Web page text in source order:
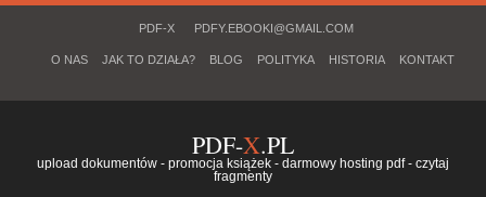
PDF-X PDFY.EBOOKI@GMAIL.COM
O NAS JAK TO DZIAŁA? BLOG POLITYKA HISTORIA KONTAKT
PDF-X.PL
upload dokumentów - promocja książek - darmowy hosting pdf - czytaj
fragmenty